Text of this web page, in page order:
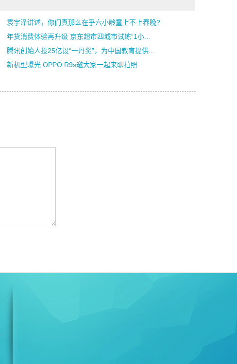
袁宇泽讲述，你们真那么在乎六小龄童上不上春晚?
年货消费体验再升级 京东超市四城市试练“1小...
腾讯创始人投25亿设“一丹奖”，为中国教育提供...
新机型曝光 OPPO R9s邀大家一起来聊拍照